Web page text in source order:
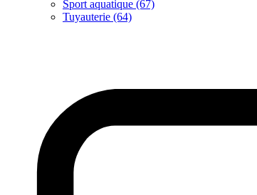
Sport aquatique (67)
Tuyauterie (64)